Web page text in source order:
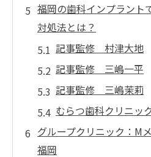
福岡の歯科インプラント
対処法とは？
記事監修 村津大地
記事監修 三嶋一平
記事監修 三嶋茉莉
むらつ歯科クリニッ
グループクリニック：M
福岡